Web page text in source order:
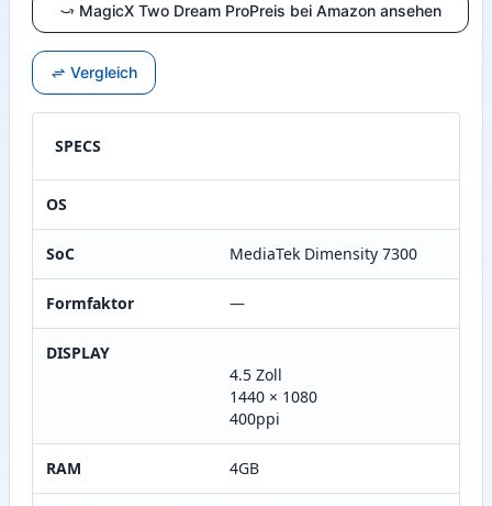
MagicX Two Dream ProPreis bei Amazon ansehen
Vergleich
SPECS
OS
SoC MediaTek Dimensity 7300
Formfaktor —
DISPLAY
4.5 Zoll
1440 × 1080
400ppi
RAM 4GB